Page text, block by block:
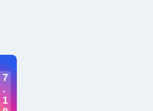
7
.
1